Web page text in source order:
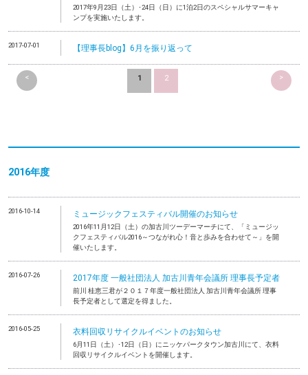
2017年9月23日（土）･24日（日）に1泊2日のスペシャルサマーキャ
ンプを実施いたします。
2017-07-01 【理事長blog】6月を振り返って
< 1 2 >
2016年度
2016-10-14 ミュージックフェスティバル開催のお知らせ
2016年11月12日（土）の加古川ツーデーマーチにて、「ミュージッ
クフェスティバル2016～つながれ心！音と歩みを合わせて～」を開
催いたします。
2016-07-26 2017年度 一般社団法人 加古川青年会議所 理事長予定者
前川 桂恵三君が２０１７年度一般社団法人 加古川青年会議所 理事
長予定者として選定を得ました。
2016-05-25 衣料回収リサイクルイベントのお知らせ
6月11日（土）･12日（日）にニッケパークタウン加古川にて、衣料
回収リサイクルイベントを開催します。